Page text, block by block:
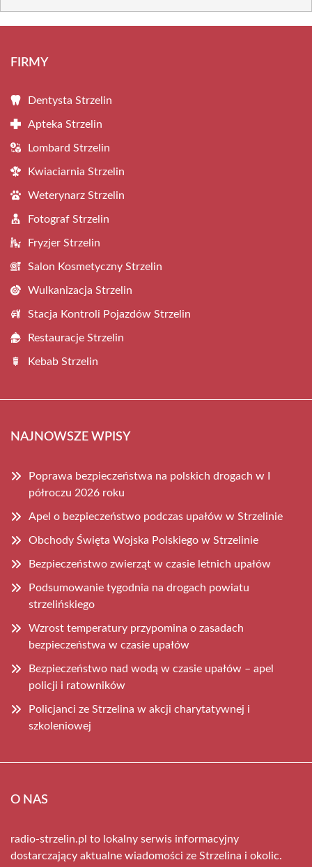
FIRMY
Dentysta Strzelin
Apteka Strzelin
Lombard Strzelin
Kwiaciarnia Strzelin
Weterynarz Strzelin
Fotograf Strzelin
Fryzjer Strzelin
Salon Kosmetyczny Strzelin
Wulkanizacja Strzelin
Stacja Kontroli Pojazdów Strzelin
Restauracje Strzelin
Kebab Strzelin
NAJNOWSZE WPISY
Poprawa bezpieczeństwa na polskich drogach w I
półroczu 2026 roku
Apel o bezpieczeństwo podczas upałów w Strzelinie
Obchody Święta Wojska Polskiego w Strzelinie
Bezpieczeństwo zwierząt w czasie letnich upałów
Podsumowanie tygodnia na drogach powiatu
strzelińskiego
Wzrost temperatury przypomina o zasadach
bezpieczeństwa w czasie upałów
Bezpieczeństwo nad wodą w czasie upałów – apel
policji i ratowników
Policjanci ze Strzelina w akcji charytatywnej i
szkoleniowej
O NAS
radio-strzelin.pl to lokalny serwis informacyjny
dostarczający aktualne wiadomości ze Strzelina i okolic.